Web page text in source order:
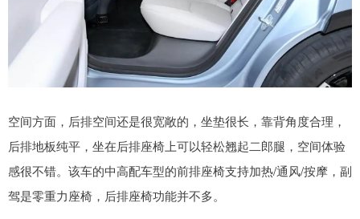
空间方面，后排空间还是很宽敞的，坐垫很长，靠背角度合理，
后排地板纯平，坐在后排座椅上可以轻松翘起二郎腿，空间体验
感很不错。该车的中高配车型的前排座椅支持加热/通风/按摩，副
驾是零重力座椅，后排座椅功能并不多。